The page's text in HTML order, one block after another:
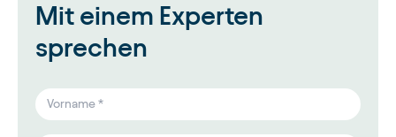
Mit einem Experten
sprechen